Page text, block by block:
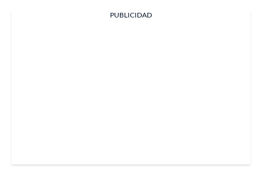
PUBLICIDAD